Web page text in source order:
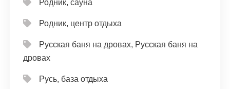
Родник, сауна
Родник, центр отдыха
Русская баня на дровах, Русская баня на
дровах
Русь, база отдыха